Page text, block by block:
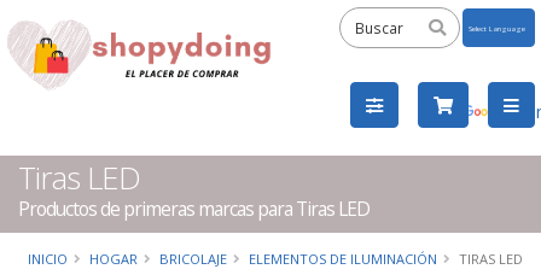
by
Tiras LED
Productos de primeras marcas para Tiras LED
INICIO HOGAR BRICOLAJE ELEMENTOS DE ILUMINACIÓN TIRAS LED